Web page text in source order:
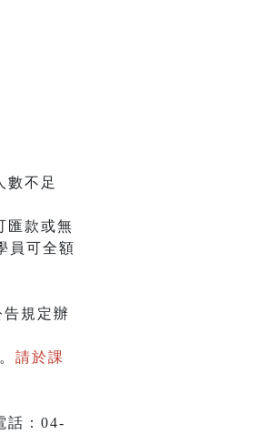
數不足
匯款或無
員可全額
規定辦
請於課
話：04-